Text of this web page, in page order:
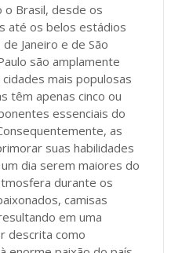
Brasil, desde os
até os belos estádios
Janeiro e de São
são amplamente
mais populosas
têm apenas cinco ou
essenciais do
as
suas habilidades
dia serem maiores do
durante os
camisas
em uma
descrita como